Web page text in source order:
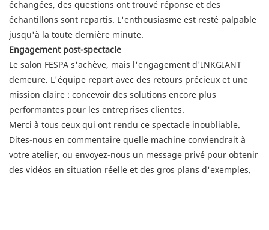
échangées, des questions ont trouvé réponse et des
échantillons sont repartis. L'enthousiasme est resté palpable
jusqu'à la toute dernière minute.
Engagement post-spectacle
Le salon FESPA s'achève, mais l'engagement d'INKGIANT
demeure. L'équipe repart avec des retours précieux et une
mission claire : concevoir des solutions encore plus
performantes pour les entreprises clientes.
Merci à tous ceux qui ont rendu ce spectacle inoubliable.
Dites-nous en commentaire quelle machine conviendrait à
votre atelier, ou envoyez-nous un message privé pour obtenir
des vidéos en situation réelle et des gros plans d'exemples.